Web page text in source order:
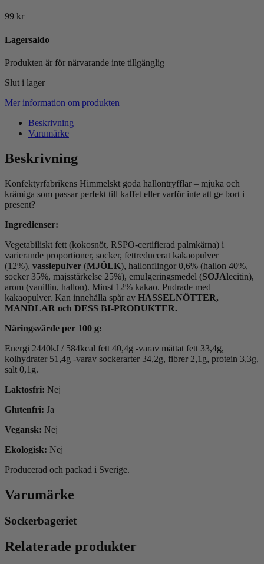
99 kr
Lagersaldo
Produkten är för närvarande inte tillgänglig
Slut i lager
Mer information om produkten
Beskrivning
Varumärke
Beskrivning
Konfektyrfabrikens Himmelskt goda hallontryfflar – mjuka och
krämiga som passar perfekt till kaffet eller varför inte att ge bort i
present?
Ingredienser:
Vegetabiliskt fett (kokosnöt, RSPO-certifierad palmkärna) i
varierande proportioner, socker, fettreducerat kakaopulver
(12%), vasslepulver (MJÖLK), hallonflingor 0,6% (hallon 40%,
socker 35%, majsstärkelse 25%), emulgeringsmedel (SOJAlecitin),
arom (vanillin, hallon). Minst 12% kakao. Pudrade med
kakaopulver. Kan innehålla spår av HASSELNÖTTER,
MANDLAR och DESS BI-PRODUKTER.
Näringsvärde per 100 g:
Energi 2440kJ / 584kcal fett 40,4g -varav mättat fett 33,4g,
kolhydrater 51,4g -varav sockerarter 34,2g, fibrer 2,1g, protein 3,3g,
salt 0,1g.
Laktosfri: Nej
Glutenfri: Ja
Vegansk: Nej
Ekologisk: Nej
Producerad och packad i Sverige.
Varumärke
Sockerbageriet
Relaterade produkter